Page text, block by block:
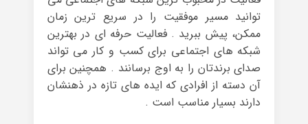
توانید مسیر موفقیت را در سریع ترین زمان
ممکن، پیش ببرید . فعالیت حرفه ای در بهترین
شبکه های اجتماعی برای کسب و کار می تواند
صدای برندتان را به اوج برسانند . همچنین برای
آن دسته از افرادی که ایده های تازه در ذهنشان
دارند بسیار مناسب است .